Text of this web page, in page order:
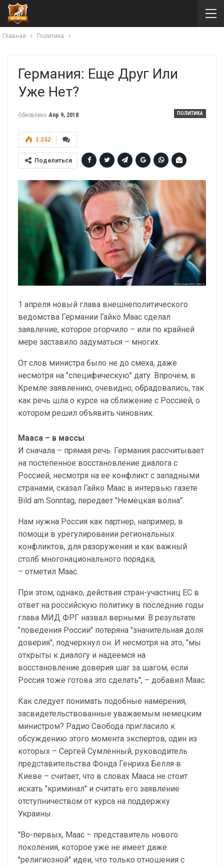
Главная Политика
Германия: Еще Друг Или
Уже Нет?
ПОЛИТИКА
Обновлено Апр 9, 2018
1 242
Поделиться
1 апреля новый глава внешнеполитического
ведомства Германии Гайко Маас сделал
заявление, которое огорчило – или по крайней
мере заставило задуматься – многих.
От слов министра было не до смеха, даже
несмотря на "специфическую" дату. Впрочем, в
Кремле заявлению, очевидно, обрадовались, так
как речь шла о курсе на сближение с Россией, о
котором решил объявить чиновник.
Мааса – в массы
И сначала – прямая речь. Германия рассчитывает
на постепенное восстановление диалога с
Россией, несмотря на ее конфликт с западными
странами, сказал Гайко Маас в интервью газете
Bild am Sonntag, передает "Немецкая волна".
Нам нужна Россия как партнер, например, в
помощи в урегулировании региональных
конфликтов, для разоружения и как важный
столб многонационального порядка,
– отметил Маас.
При этом, однако, действия стран-участниц ЕС в
ответ на российскую политику в последние годы
глава МИД ФРГ назвал верными. В результате
"поведения России" потеряна "значительная доля
доверия", подчеркнул он. И несмотря на это, "мы
открыты к диалогу и надеемся на
восстановление доверия шаг за шагом, если
Россия тоже готова это сделать", – добавил Маас.
Как следует понимать подобные намерения,
засвидетельствованные уважаемым немецким
министром? Радио Свобода пригласило к
обсуждению этого момента экспертов, один из
которых – Сергей Сумленный, руководитель
представительства Фонда Генриха Белля в
Киеве – считает, что в словах Мааса не стоит
искать "криминал" и считать его заявление
отступничеством от курса на поддержку
Украины.
"Во-первых, Маас – представитель нового
поколения, которое уже не имеет даже
"религиозной" идеи, что только отношения с